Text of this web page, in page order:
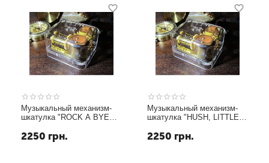
Музыкальный механизм-
шкатулка "ROCK A BYE
2250 грн.
Музыкальный механизм-
шкатулка "HUSH, LITTLE
2250 грн.